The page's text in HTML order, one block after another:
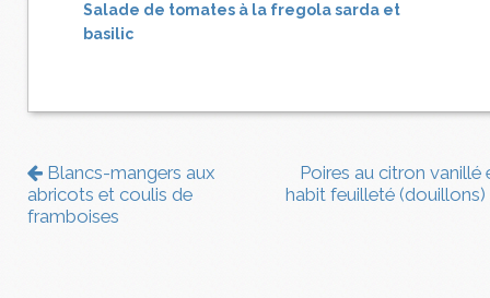
Salade de tomates à la fregola sarda et
basilic
Blancs-mangers aux
abricots et coulis de
framboises
Poires au citron vanillé
habit feuilleté (douillons)